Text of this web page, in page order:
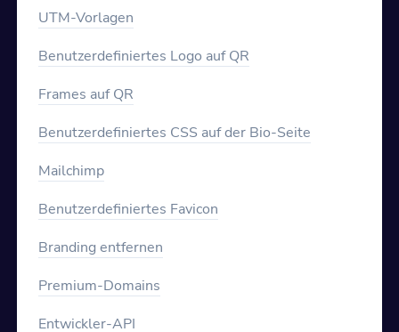
UTM-Vorlagen
Benutzerdefiniertes Logo auf QR
Frames auf QR
Benutzerdefiniertes CSS auf der Bio-Seite
Mailchimp
Benutzerdefiniertes Favicon
Branding entfernen
Premium-Domains
Entwickler-API